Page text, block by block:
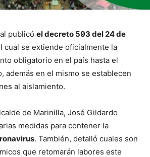
publicó el decreto 593 del 24 de
cual se extiende oficialmente la
obligatorio en el país hasta el
además en el mismo se establecen
al aislamiento.
de Marinilla, José Gildardo
medidas para contener la
. También, detalló cuales son
que retomarán labores este